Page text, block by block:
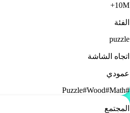
10M+
الفئة
puzzle
اتجاه الشاشة
عمودي
#
Puzzle#Wood#Math
المجتمع